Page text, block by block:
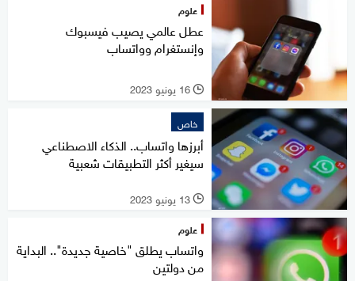
علوم
عطل عالمي يصيب فيسبوك
وإنستغرام وواتساب
l 16 يونيو 2023
خاص
أبرزها واتساب.. الذكاء الاصطناعي
سيغير أكثر التطبيقات شعبية
l 13 يونيو 2023
علوم
واتساب يطلق "خاصية جديدة".. البداية
من دولتين